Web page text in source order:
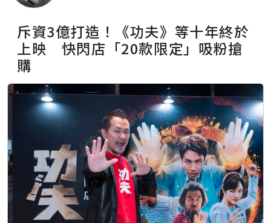
斥資3億打造！《功夫》等十年終於
上映 快閃店「20款限定」吸粉搶
購